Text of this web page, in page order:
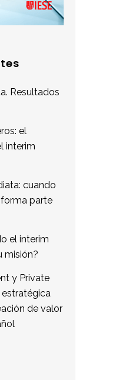
Resultados
el
interim
cuando
parte
el interim
misión?
y Private
estratégica
de valor